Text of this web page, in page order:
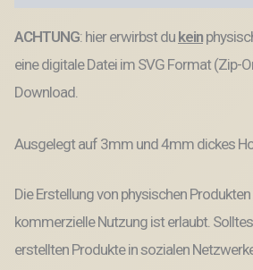
Kleinigkeiten
Laserdatei
Laserfile
ACHTUNG: hier erwirbst du kein
eine digitale Datei im SVG Format (Zip-
Download.
Ausgelegt auf 3mm und 4mm dickes
Die Erstellung von physischen
kommerzielle Nutzung ist erlaubt.
erstellten Produkte in sozialen